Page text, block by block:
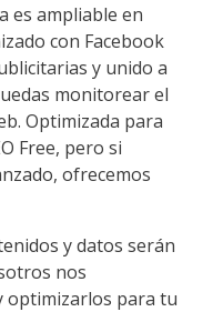
es ampliable en
con Facebook
y unido a
monitorear el
Optimizada para
Free, pero si
ofrecemos
y datos serán
nos
optimizarlos para tu